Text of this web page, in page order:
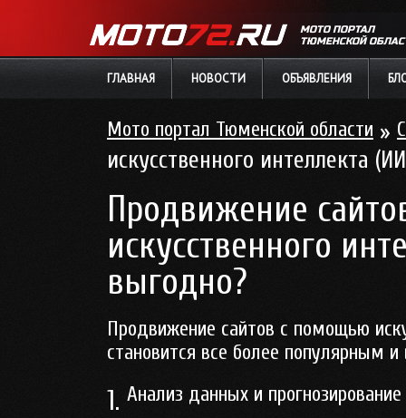
МОТО ПОРТАЛ
ТЮМЕНСКОЙ
ГЛАВНАЯ НОВОСТИ ОБЪЯВЛЕНИЯ
Мото портал Тюменской области »
искусственного интеллекта
Продвижение
искусственного
выгодно?
Продвижение сайтов с помощью
становится все более популярным
1. Анализ данных и прогнозирование